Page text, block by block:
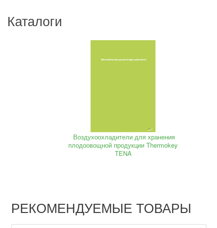
Каталоги
Воздухоохладители для хранения
плодоовощной продукции Thermokey
TENA
РЕКОМЕНДУЕМЫЕ ТОВАРЫ